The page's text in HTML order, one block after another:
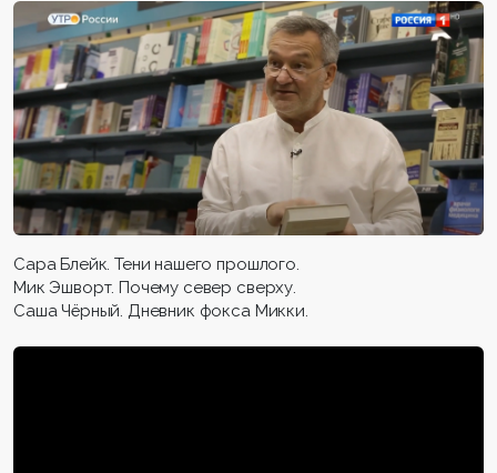
Сара Блейк. Тени нашего прошлого.
Мик Эшворт. Почему север сверху.
Саша Чёрный. Дневник фокса Микки.